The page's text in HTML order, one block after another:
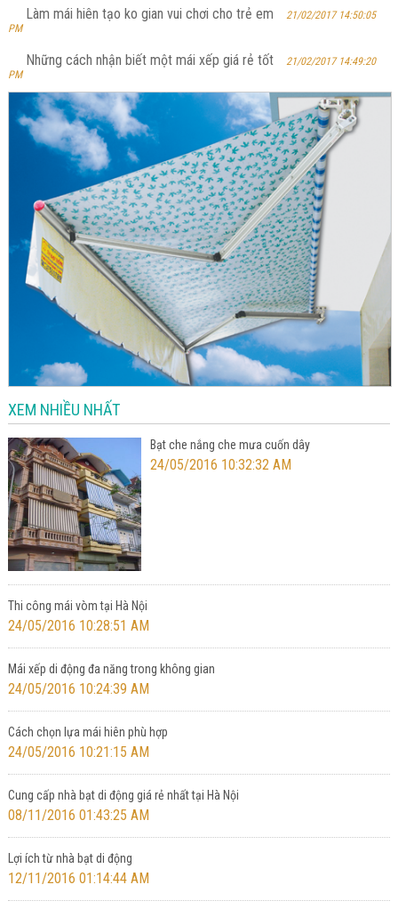
Làm mái hiên tạo ko gian vui chơi cho trẻ em 21/02/2017 14:50:05
PM
Những cách nhận biết một mái xếp giá rẻ tốt
21/02/2017 14:49:20
PM
XEM NHIỀU NHẤT
Bạt che nắng che mưa cuốn dây
24/05/2016 10:32:32 AM
Thi công mái vòm tại Hà Nội
24/05/2016 10:28:51 AM
Mái xếp di động đa năng trong không gian
24/05/2016 10:24:39 AM
Cách chọn lựa mái hiên phù hợp
24/05/2016 10:21:15 AM
Cung cấp nhà bạt di động giá rẻ nhất tại Hà Nội
08/11/2016 01:43:25 AM
Lợi ích từ nhà bạt di động
12/11/2016 01:14:44 AM